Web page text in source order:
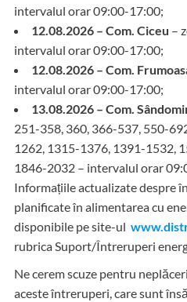
intervalul orar 09:00-17:00;
12.08.2026 – Com. Ciceu –
intervalul orar 09:00-17:00;
12.08.2026 – Com.
intervalul orar 09:00-17:00;
13.08.2026 – Com.
251-358, 360, 366-537, 550-
1262, 1315-1376, 1391-1532,
1846-2032 – intervalul orar
Informațiile actualizate despre
planificate în alimentarea cu
disponibile pe site-ul
rubrica Suport/Întreruperi
Ne cerem scuze pentru
aceste întreruperi, care sunt